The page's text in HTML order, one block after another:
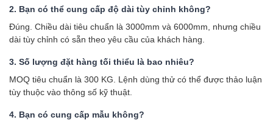
2. Bạn có thể cung cấp độ dài tùy chỉnh không?
Đúng. Chiều dài tiêu chuẩn là 3000mm và 6000mm, nhưng chiều
dài tùy chỉnh có sẵn theo yêu cầu của khách hàng.
3. Số lượng đặt hàng tối thiểu là bao nhiêu?
MOQ tiêu chuẩn là 300 KG. Lệnh dùng thử có thể được thảo luận
tùy thuộc vào thông số kỹ thuật.
4. Bạn có cung cấp mẫu không?